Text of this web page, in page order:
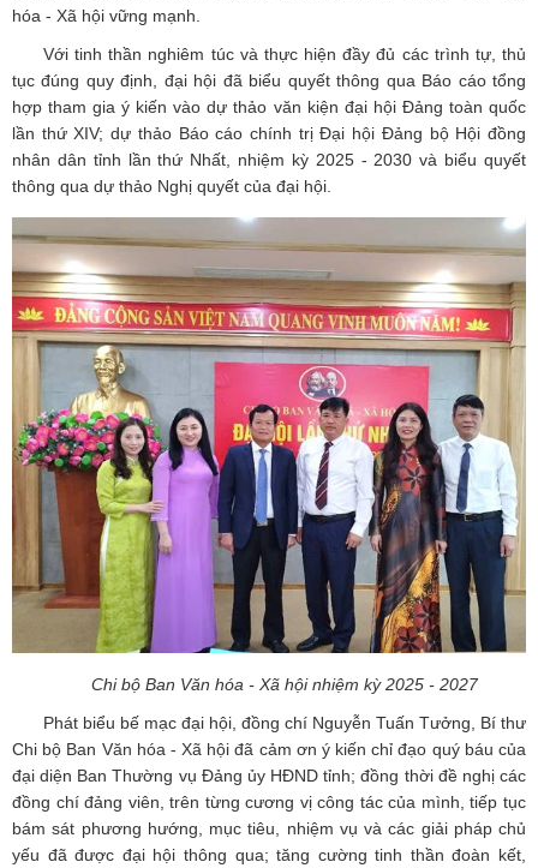
hóa - Xã hội vững mạnh.
Với tinh thần nghiêm túc và thực hiện đầy đủ các trình tự, thủ
tục đúng quy định, đại hội đã biểu quyết thông qua Báo cáo tổng
hợp tham gia ý kiến vào dự thảo văn kiện đại hội Đảng toàn quốc
lần thứ XIV; dự thảo Báo cáo chính trị Đại hội Đảng bộ Hội đồng
nhân dân tỉnh lần thứ Nhất, nhiệm kỳ 2025 - 2030 và biểu quyết
thông qua dự thảo Nghị quyết của đại hội.
Chi bộ Ban Văn hóa - Xã hội nhiệm kỳ 2025 - 2027
Phát biểu bế mạc đại hội, đồng chí Nguyễn Tuấn Tưởng, Bí thư
Chi bộ Ban Văn hóa - Xã hội đã cảm ơn ý kiến chỉ đạo quý báu của
đại diện Ban Thường vụ Đảng ủy HĐND tỉnh; đồng thời đề nghị các
đồng chí đảng viên, trên từng cương vị công tác của mình, tiếp tục
bám sát phương hướng, mục tiêu, nhiệm vụ và các giải pháp chủ
yếu đã được đại hội thông qua; tăng cường tinh thần đoàn kết,